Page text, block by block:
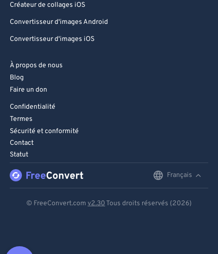
Créateur de collages iOS
Convertisseur d'images Android
Convertisseur d'images iOS
À propos de nous
Blog
Faire un don
Confidentialité
Termes
Sécurité et conformité
Contact
Statut
Français
© FreeConvert.com v2.30 Tous droits réservés (2026)